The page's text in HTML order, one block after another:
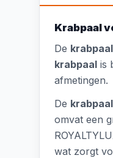
Krabpaal
De krabpaal
krabpaal is
afmetingen.
De krabpaal
omvat een
wat zorgt